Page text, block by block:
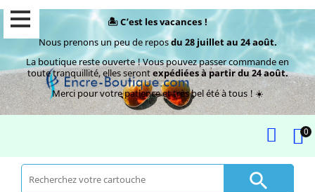
🏝️ C’est les vacances !
Nous prenons un peu de reposdu 28 juillet au 24 août.
La boutique reste ouverte ! Vous pouvez passer commande en
toute tranquillité, elles serontexpédiées à partir du 24 août.
Merci pour votre patience et très bel été à tous ! ☀️
0
